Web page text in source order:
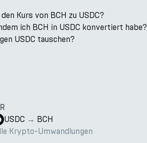
Kurs von BCH zu USDC?
ich BCH in USDC konvertiert habe?
USDC tauschen?
USDC → BCH
Krypto-Umwandlungen